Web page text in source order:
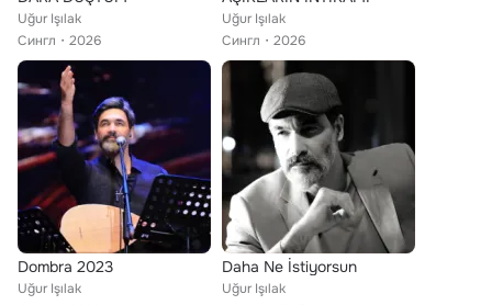
Uğur Işılak
Сингл
2026
Uğur Işılak
Сингл
2026
Dombra 2023
Uğur Işılak
Daha Ne İstiyorsun
Uğur Işılak